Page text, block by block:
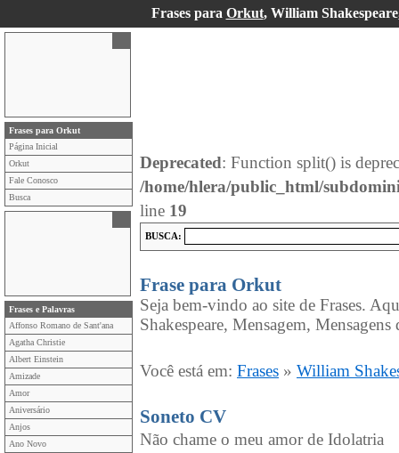
Frases para Orkut, William
Frases para Orkut
Página Inicial
Orkut
Fale Conosco
Busca
Frases e Palavras
Affonso Romano de Sant'ana
Agatha Christie
Albert Einstein
Amizade
Amor
Aniversário
Anjos
Ano Novo
Deprecated: Function split() is
/home/hlera/public_html/
line 19
BUSCA:
Frase para Orkut
Seja bem-vindo ao site de Frases.
Shakespeare, Mensagem,
Você está em: Frases » William
Soneto CV
Não chame o meu amor de Idolatria